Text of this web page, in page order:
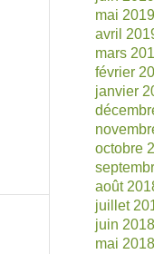
mai 2019
avril
mars
février
janvier
octobre
août
juillet
juin 2018
mai 2018